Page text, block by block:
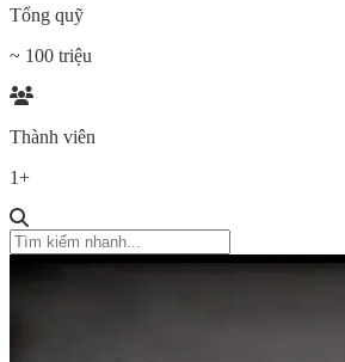
Tổng quỹ
~ 100 triệu
Thành viên
1+